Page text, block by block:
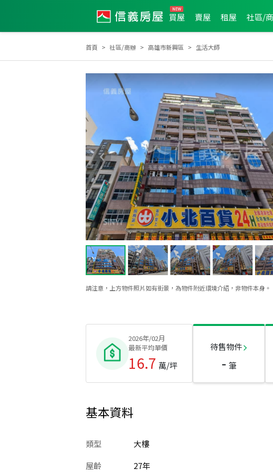
買屋 賣屋 租屋 社區/
首頁 社區/商辦 高雄市新興區 生活大師
請注意，上方物件照片如有街景，為物件附近環境介紹，非物件本身。
土地達人 2024年第3季度服務品質獎 2024年9月區業績TOP3 2021
2026年/02月
最新平均單價
16.7 萬/坪
待售物件
- 筆
基本資料
類型
大樓
屋齡
27年